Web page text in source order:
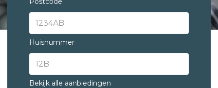
Huisnummer
Bekijk alle aanbiedingen